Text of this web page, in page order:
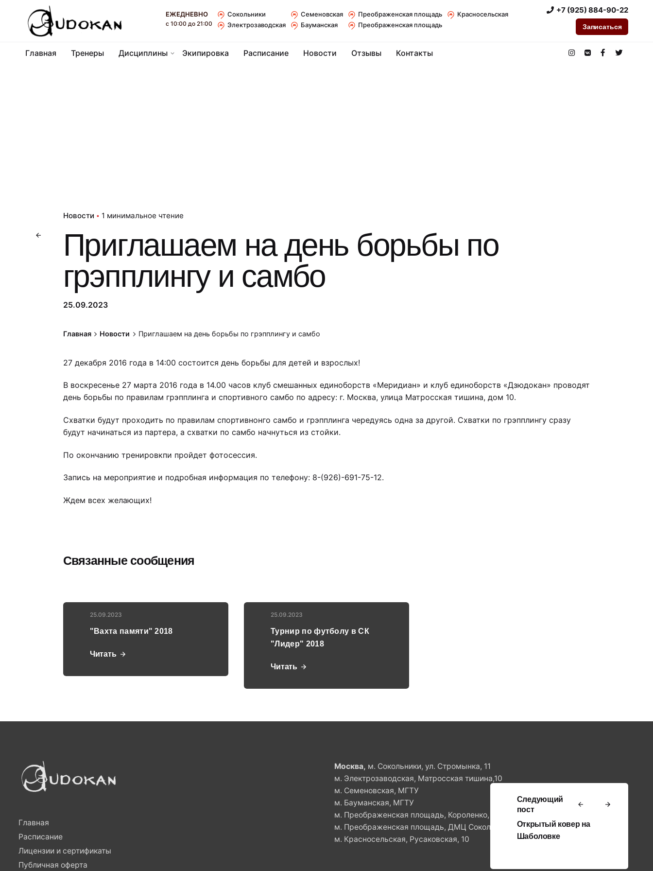
ЕЖЕДНЕВНО
с 10:00 до 21:00
Сокольники
Электрозаводская
Семеновская
Бауманская
Преображенская площадь
Преображенская площадь
Красносельская +7 (925) 884-90-22
Записаться
Главная Тренеры Дисциплины Экипировка Расписание Новости Отзывы Контакты
Новости 1 минимальное чтение
Приглашаем на день борьбы по
грэпплингу и самбо
25.09.2023
Главная Новости Приглашаем на день борьбы по грэпплингу и самбо
27 декабря 2016 года в 14:00 состоится день борьбы для детей и взрослых!
В воскресенье 27 марта 2016 года в 14.00 часов клуб смешанных единоборств «Меридиан» и клуб единоборств «Дзюдокан» проводят
день борьбы по правилам грэпплинга и спортивного самбо по адресу: г. Москва, улица Матросская тишина, дом 10.
Схватки будут проходить по правилам спортивнонго самбо и грэпплинга чередуясь одна за другой. Схватки по грэпплингу сразу
будут начинаться из партера, а схватки по самбо начнуться из стойки.
По окончанию тренировкпи пройдет фотосессия.
Запись на мероприятие и подробная информация по телефону: 8-(926)-691-75-12.
Ждем всех желающих!
Следующий
пост
Открытый ковер на
Шаболовке
Связанные сообщения
25.09.2023
"Вахта памяти" 2018
Читать
25.09.2023
Турнир по футболу в СК
"Лидер" 2018
Читать
Главная
Расписание
Лицензии и сертификаты
Публичная оферта
Москва, м. Сокольники, ул. Стромынка, 11
м. Электрозаводская, Матросская тишина,10
м. Семеновская, МГТУ
м. Бауманская, МГТУ
м. Преображенская площадь, Короленко, 8
м. Преображенская площадь, ДМЦ Сокольники, ул.Стромынка, 11
м. Красносельская, Русаковская, 10